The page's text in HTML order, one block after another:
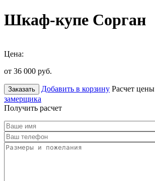
Шкаф-купе Сорган
Цена:
от 36 000 руб.
Заказать Добавить в корзину Расчет цены
замерщика
Получить расчет